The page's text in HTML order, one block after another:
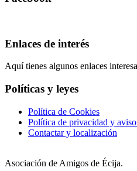
Enlaces de interés
Aquí tienes algunos enlaces
Políticas y leyes
Política de Cookies
Política de privacidad y
Contactar y localización
Asociación de Amigos de Écija.